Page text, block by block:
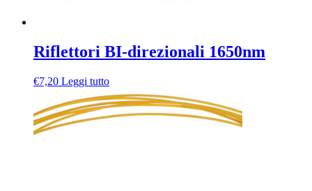
Riflettori BI-direzionali 1650nm
€7,20 Leggi tutto